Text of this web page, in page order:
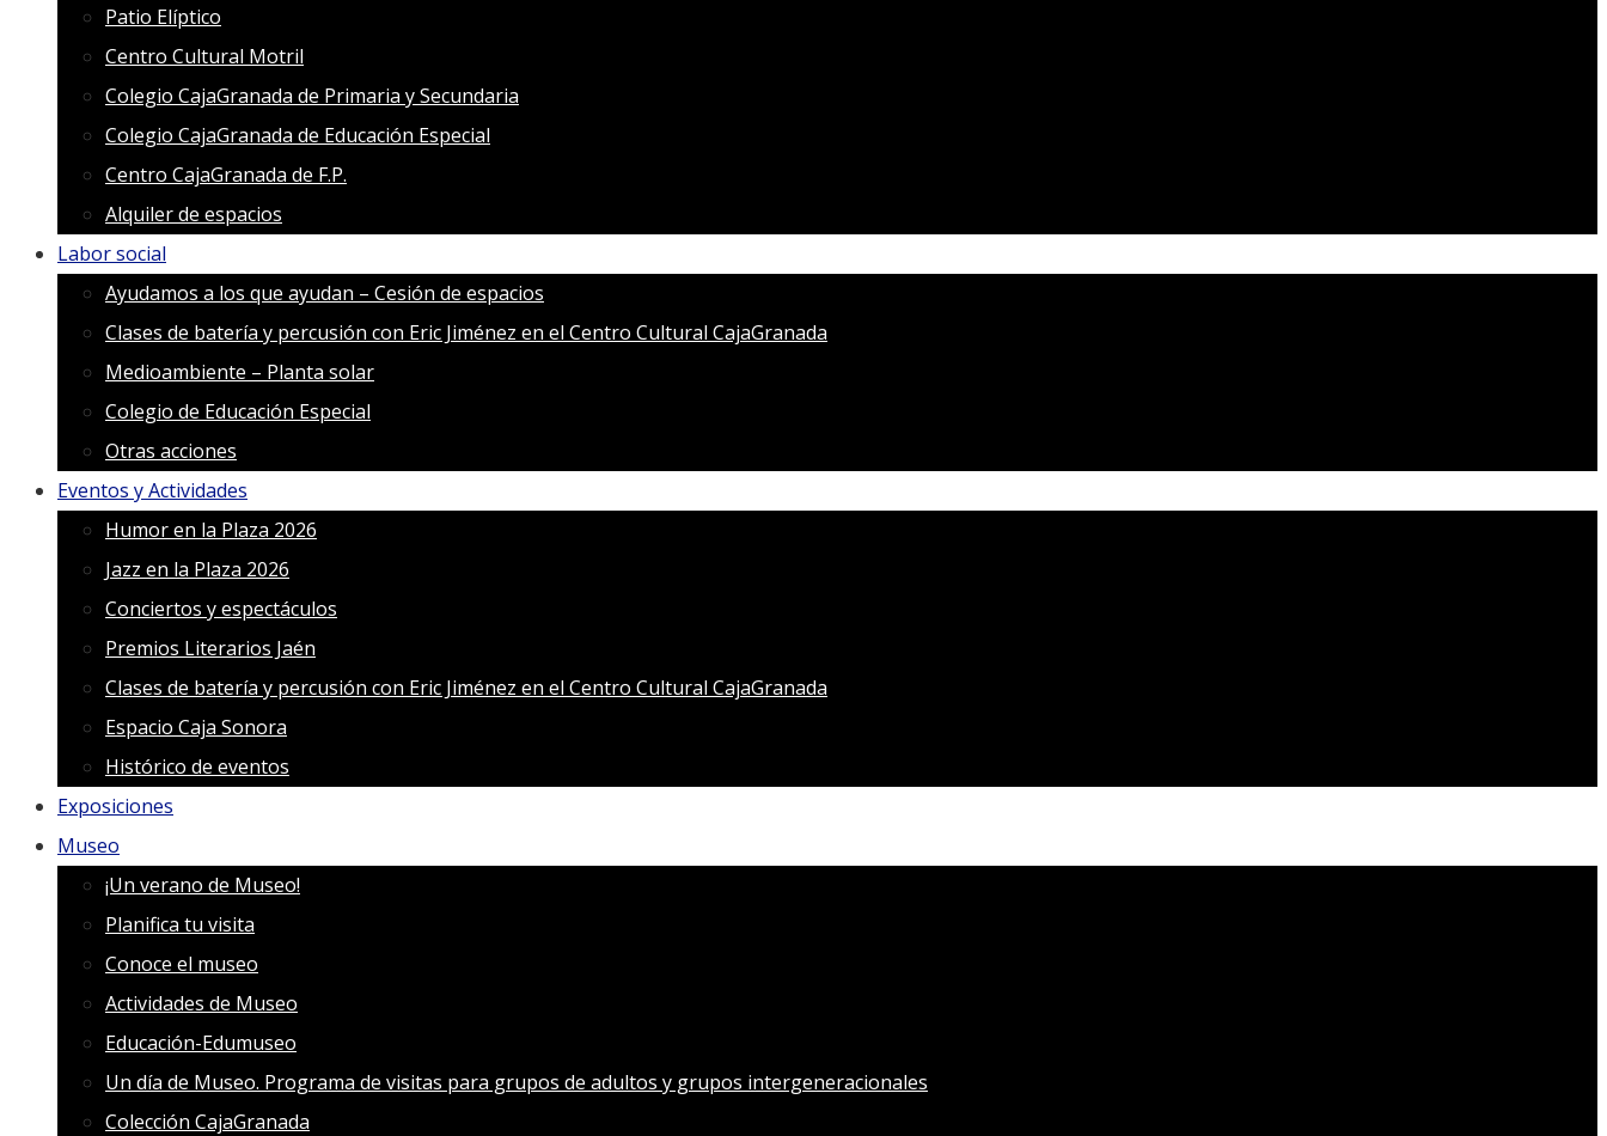
Patio Elíptico
Centro Cultural Motril
Colegio CajaGranada de Primaria y Secundaria
Colegio CajaGranada de Educación Especial
Centro CajaGranada de F.P.
Alquiler de espacios
Labor social
Ayudamos a los que ayudan – Cesión de espacios
Clases de batería y percusión con Eric Jiménez en el Centro Cultural CajaGranada
Medioambiente – Planta solar
Colegio de Educación Especial
Otras acciones
Eventos y Actividades
Humor en la Plaza 2026
Jazz en la Plaza 2026
Conciertos y espectáculos
Premios Literarios Jaén
Clases de batería y percusión con Eric Jiménez en el Centro Cultural CajaGranada
Espacio Caja Sonora
Histórico de eventos
Exposiciones
Museo
¡Un verano de Museo!
Planifica tu visita
Conoce el museo
Actividades de Museo
Educación-Edumuseo
Un día de Museo. Programa de visitas para grupos de adultos y grupos intergeneracionales
Colección CajaGranada